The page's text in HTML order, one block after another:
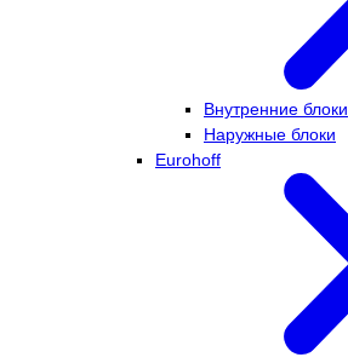
Внутренние блоки
Наружные блоки
Eurohoff